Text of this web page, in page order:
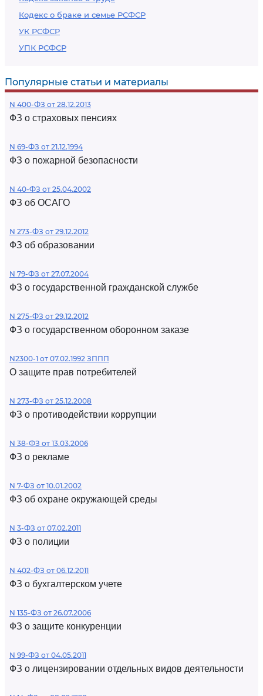
Кодекс о браке и семье РСФСР
УК РСФСР
УПК РСФСР
Популярные статьи и материалы
N 400-ФЗ от 28.12.2013
ФЗ о страховых пенсиях
N 69-ФЗ от 21.12.1994
ФЗ о пожарной безопасности
N 40-ФЗ от 25.04.2002
ФЗ об ОСАГО
N 273-ФЗ от 29.12.2012
ФЗ об образовании
N 79-ФЗ от 27.07.2004
ФЗ о государственной гражданской службе
N 275-ФЗ от 29.12.2012
ФЗ о государственном оборонном заказе
N2300-1 от 07.02.1992 ЗППП
О защите прав потребителей
N 273-ФЗ от 25.12.2008
ФЗ о противодействии коррупции
N 38-ФЗ от 13.03.2006
ФЗ о рекламе
N 7-ФЗ от 10.01.2002
ФЗ об охране окружающей среды
N 3-ФЗ от 07.02.2011
ФЗ о полиции
N 402-ФЗ от 06.12.2011
ФЗ о бухгалтерском учете
N 135-ФЗ от 26.07.2006
ФЗ о защите конкуренции
N 99-ФЗ от 04.05.2011
ФЗ о лицензировании отдельных видов деятельности